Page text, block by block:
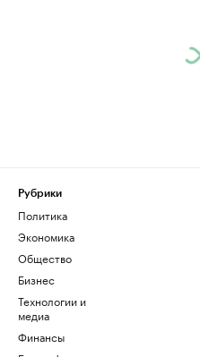
Рубрики
Политика
Экономика
Общество
Бизнес
Технологии и
медиа
Финансы